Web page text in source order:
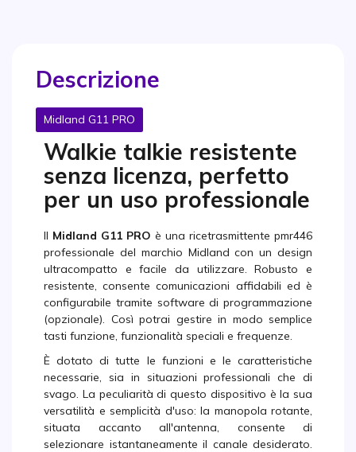
Descrizione
Midland G11 PRO
Walkie talkie resistente
senza licenza, perfetto
per un uso professionale
Il Midland G11 PRO è una ricetrasmittente pmr446
professionale del marchio Midland con un design
ultracompatto e facile da utilizzare. Robusto e
resistente, consente comunicazioni affidabili ed è
configurabile tramite software di programmazione
(opzionale). Così potrai gestire in modo semplice
tasti funzione, funzionalità speciali e frequenze.
È dotato di tutte le funzioni e le caratteristiche
necessarie, sia in situazioni professionali che di
svago. La peculiarità di questo dispositivo è la sua
versatilità e semplicità d'uso: la manopola rotante,
situata accanto all'antenna, consente di
selezionare istantaneamente il canale desiderato.